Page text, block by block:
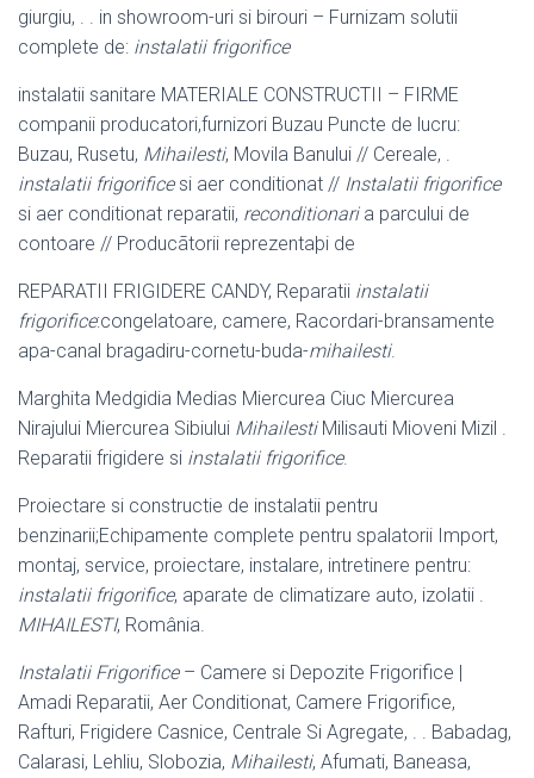
giurgiu, . . in showroom-uri si birouri – Furnizam solutii
complete de: instalatii frigorifice
instalatii sanitare MATERIALE CONSTRUCTII – FIRME
companii producatori,furnizori Buzau Puncte de lucru:
Buzau, Rusetu, Mihailesti, Movila Banului // Cereale, .
instalatii frigorificesi aer conditionat // Instalatii frigorifice
si aer conditionat reparatii, reconditionaria parcului de
contoare // Producãtorii reprezentaþi de
REPARATII FRIGIDERE CANDY, Reparatii instalatii
frigorifice:congelatoare, camere, Racordari-bransamente
apa-canal bragadiru-cornetu-buda-mihailesti.
Marghita Medgidia Medias Miercurea Ciuc Miercurea
Nirajului Miercurea Sibiului MihailestiMilisauti Mioveni Mizil .
Reparatii frigidere si instalatii frigorifice.
Proiectare si constructie de instalatii pentru
benzinarii;Echipamente complete pentru spalatorii Import,
montaj, service, proiectare, instalare, intretinere pentru:
instalatii frigorifice, aparate de climatizare auto, izolatii .
MIHAILESTI, România.
Instalatii Frigorifice– Camere si Depozite Frigorifice |
Amadi Reparatii, Aer Conditionat, Camere Frigorifice,
Rafturi, Frigidere Casnice, Centrale Si Agregate, . . Babadag,
Calarasi, Lehliu, Slobozia, Mihailesti, Afumati, Baneasa,